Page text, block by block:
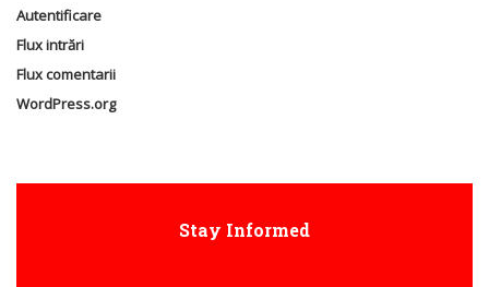
Autentificare
Flux intrări
Flux comentarii
WordPress.org
Stay Informed